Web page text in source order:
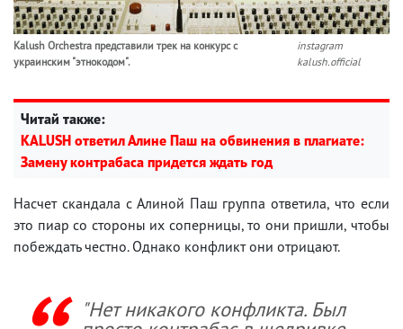
Kalush Orchestra представили трек на конкурс с
украинским "этнокодом".
instagram
kalush.official
Читай также:
KALUSH ответил Алине Паш на обвинения в плагиате:
Замену контрабаса придется ждать год
Насчет скандала с Алиной Паш группа ответила, что если
это пиар со стороны их соперницы, то они пришли, чтобы
побеждать честно. Однако конфликт они отрицают.
"Нет никакого конфликта. Был